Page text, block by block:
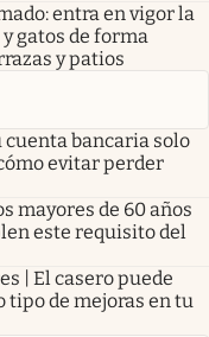
entra en vigor la
gatos de forma
y patios
cuenta bancaria solo
evitar perder
mayores de 60 años
este requisito del
| El casero puede
de mejoras en tu